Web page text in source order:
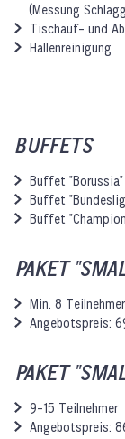
(Messung
Tischauf- und
Hallenreinigung
BUFFETS
Buffet "Borussia"
Buffet
Buffet
PAKET
Min. 8 Teilnehmer
Angebotspreis:
PAKET
9-15 Teilnehmer
Angebotspreis: